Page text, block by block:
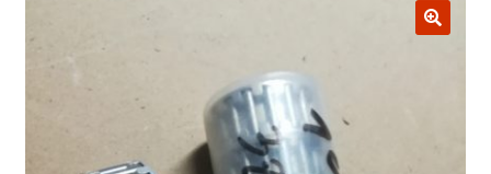
Panier
Sample Page
Validation de la commande